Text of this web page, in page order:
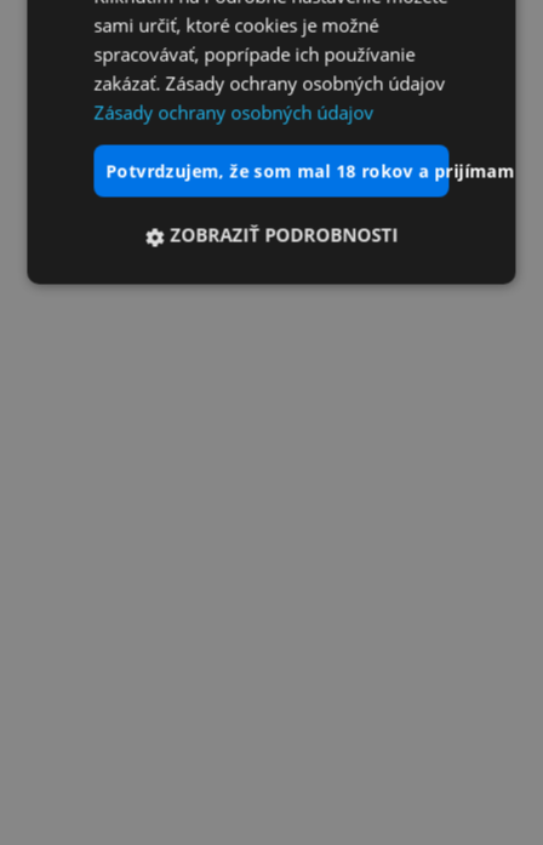
sami určiť, ktoré cookies je možné
spracovávať, poprípade ich používanie
zakázať. Zásady ochrany osobných údajov
Zásady ochrany osobných údajov
potvrdzujem, že som mal 18 rokov a prijímam
ZOBRAZIŤ PODROBNOSTI